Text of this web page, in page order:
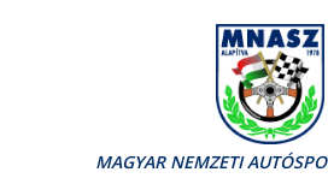
MAGYAR NEMZETI